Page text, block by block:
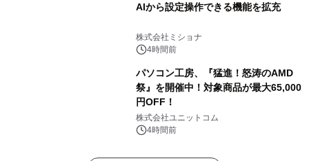
AIから設定操作できる機能を拡充
株式会社ミショナ
4時間前
パソコン工房、『猛進！怒涛のAMD
祭』を開催中！対象商品が最大65,000
円OFF！
株式会社ユニットコム
4時間前